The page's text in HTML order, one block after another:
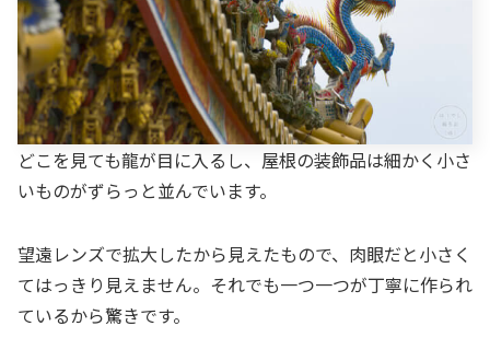
どこを見ても龍が目に入るし、屋根の装飾品は細かく小さ
いものがずらっと並んでいます。
望遠レンズで拡大したから見えたもので、肉眼だと小さく
てはっきり見えません。それでも一つ一つが丁寧に作られ
ているから驚きです。